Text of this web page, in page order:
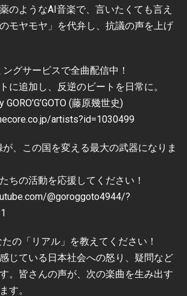
のようなAI音楽で、言いたくても言え
モヤモヤ」を代弁し、抗議の声を上げ
グサービスで全曲配信中！
に追加し、反逆のビートを日常に。
(藤原幾世史)
artists?id=1030499
、この国を変える最大の武器になりま
ちの活動を応援してください！
@goroggoto4944/?
の「リアル」を教えてください！
じている日本社会への怒り、疑問など
。皆さんの声が、次の楽曲を生み出す
す。